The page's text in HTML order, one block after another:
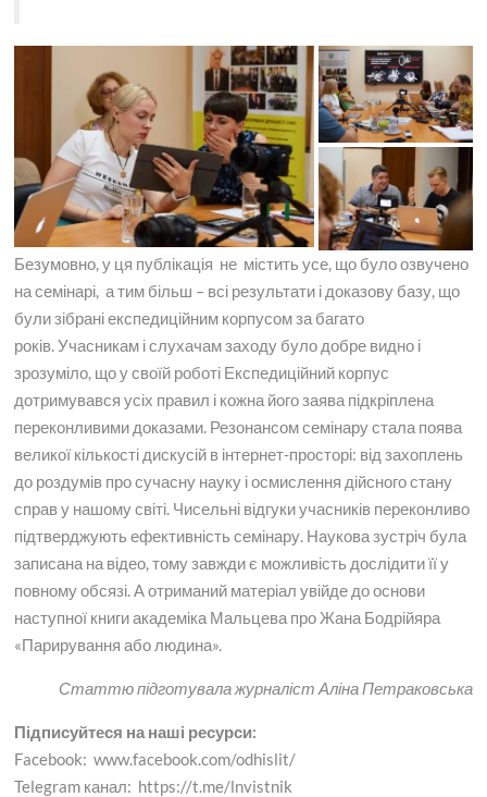
Безумовно, у ця публікація не містить усе, що було озвучено
на семінарі, а тим більш – всі результати і доказову базу, що
були зібрані експедиційним корпусом за багато
років. Учасникам і слухачам заходу було добре видно і
зрозуміло, що у своїй роботі Експедиційний корпус
дотримувався усіх правил і кожна його заява підкріплена
переконливими доказами. Резонансом семінару стала поява
великої кількості дискусій в інтернет-просторі: від захоплень
до роздумів про сучасну науку і осмислення дійсного стану
справ у нашому світі. Чисельні відгуки учасників переконливо
підтверджують ефективність семінару. Наукова зустріч була
записана на відео, тому завжди є можливість дослідити її у
повному обсязі. А отриманий матеріал увійде до основи
наступної книги академіка Мальцева про Жана Бодрійяра
«Парирування або людина».
Статтю підготувала журналіст Аліна Петраковська
Підписуйтеся на наші ресурси:
Facebook: www.facebook.com/odhislit/
Telegram канал: https://t.me/lnvistnik